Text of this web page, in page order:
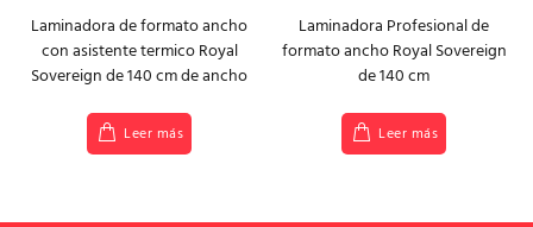
Laminadora de formato ancho
con asistente termico Royal
Sovereign de 140 cm de ancho
Leer más
Laminadora Profesional de
formato ancho Royal Sovereign
de 140 cm
Leer más